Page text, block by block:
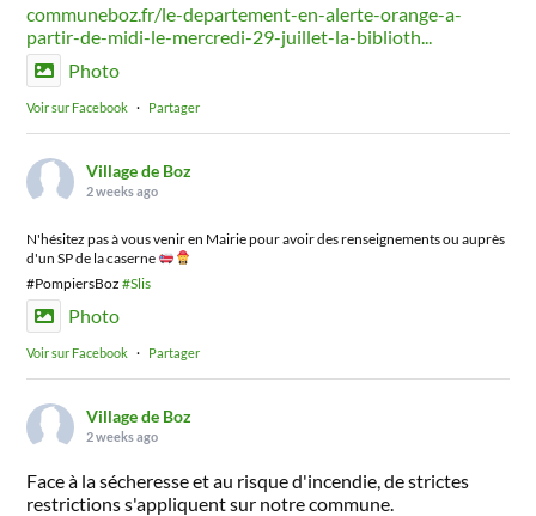
communeboz.fr/le-departement-en-alerte-orange-a-
partir-de-midi-le-mercredi-29-juillet-la-biblioth...
Photo
Voir sur Facebook · Partager
Village de Boz
2 weeks ago
N'hésitez pas à vous venir en Mairie pour avoir des renseignements ou auprès
d'un SP de la caserne
#PompiersBoz#Slis
Photo
Voir sur Facebook · Partager
Village de Boz
2 weeks ago
Face à la sécheresse et au risque d'incendie, de strictes
restrictions s'appliquent sur notre commune.